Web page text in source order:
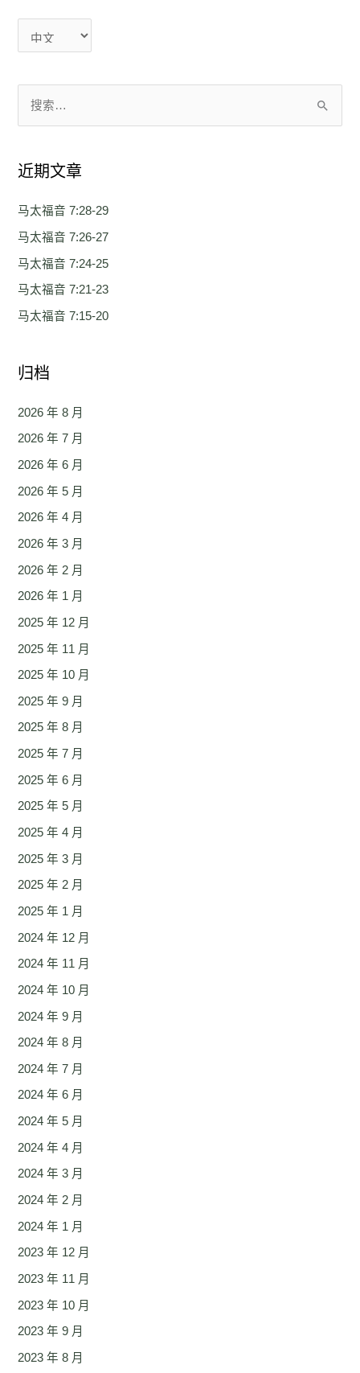
近期文章
马太福音 7:28-29
马太福音 7:26-27
马太福音 7:24-25
马太福音 7:21-23
马太福音 7:15-20
归档
2026 年 8 月
2026 年 7 月
2026 年 6 月
2026 年 5 月
2026 年 4 月
2026 年 3 月
2026 年 2 月
2026 年 1 月
2025 年 12 月
2025 年 11 月
2025 年 10 月
2025 年 9 月
2025 年 8 月
2025 年 7 月
2025 年 6 月
2025 年 5 月
2025 年 4 月
2025 年 3 月
2025 年 2 月
2025 年 1 月
2024 年 12 月
2024 年 11 月
2024 年 10 月
2024 年 9 月
2024 年 8 月
2024 年 7 月
2024 年 6 月
2024 年 5 月
2024 年 4 月
2024 年 3 月
2024 年 2 月
2024 年 1 月
2023 年 12 月
2023 年 11 月
2023 年 10 月
2023 年 9 月
2023 年 8 月